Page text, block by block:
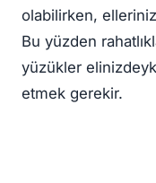
olabilirken,
Bu yüzden
yüzükler
etmek gerekir.